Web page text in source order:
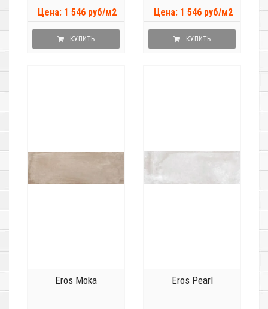
Цена: 1 546 руб/м2
КУПИТЬ
Цена: 1 546 руб/м2
КУПИТЬ
Eros Moka Eros Pearl